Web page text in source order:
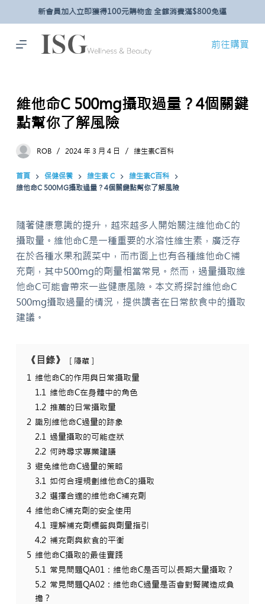
主
新會員加入立即獲得100元購物金 全館消費滿$800免運
前往購買
維他命C 500mg攝取過量？4個關鍵
點幫你了解風險
ROB 2024 年 3 月 4 日 維生素C百科
首頁 保健保養 維生素 C
維生素C百科
維他命C 500MG攝取過量？4個關鍵點幫你了解風險
隨著健康意識的提升，越來越多人開始關注維他命C的
攝取量。維他命C是一種重要的水溶性維生素，廣泛存
在於各種水果和蔬菜中，而市面上也有各種維他命C補
充劑，其中500mg的劑量相當常見。然而，過量攝取維
他命C可能會帶來一些健康風險。本文將探討維他命C
500mg攝取過量的情況，提供讀者在日常飲食中的攝取
建議。
《目錄》 隱藏
1 維他命C的作用與日常攝取量
1.1 維他命C在身體中的角色
1.2 推薦的日常攝取量
2 識別維他命C過量的跡象
2.1 過量攝取的可能症狀
2.2 何時尋求專業建議
3 避免維他命C過量的策略
3.1 如何合理規劃維他命C的攝取
3.2 選擇合適的維他命C補充劑
4 維他命C補充劑的安全使用
4.1 理解補充劑標籤與劑量指引
4.2 補充劑與飲食的平衡
5 維他命C攝取的最佳實踐
5.1 常見問題QA01：維他命C是否可以長期大量攝取？
5.2 常見問題QA02：維他命C過量是否會對腎臟造成負
擔？